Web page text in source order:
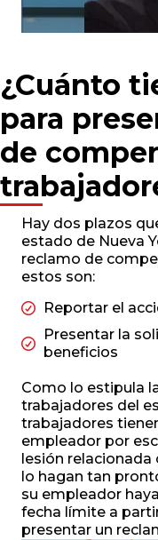
¿Cuánto
para
de
Hay dos plazos
estado de Nueva
reclamo de
estos son:
Reportar el
Presentar la
beneficios
Como lo estipula
trabajadores del
trabajadores
empleador por
lesión
lo hagan tan
su empleador
fecha límite a
presentar un